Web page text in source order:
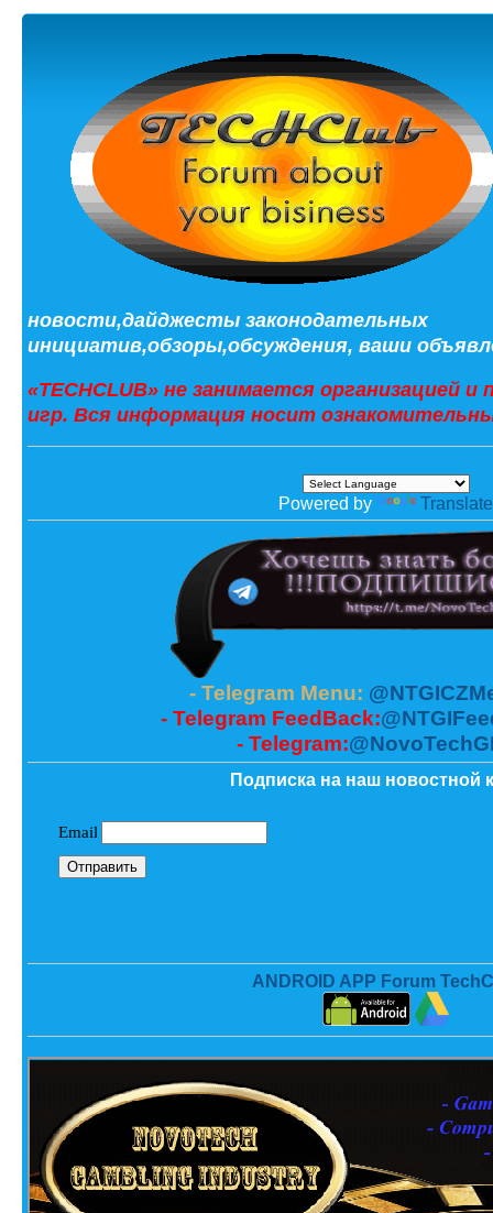
новости,дайджесты законодательных
инициатив,обзоры,обсуждения, ваши
«TECHCLUB» не занимается организацией
игр. Вся информация носит
Powered by Translate
- Telegram Menu:
- Telegram FeedBack:
- Telegram:
Подписка на наш новостной
ANDROID APP Forum